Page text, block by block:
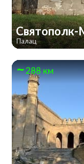
Палац
288 км